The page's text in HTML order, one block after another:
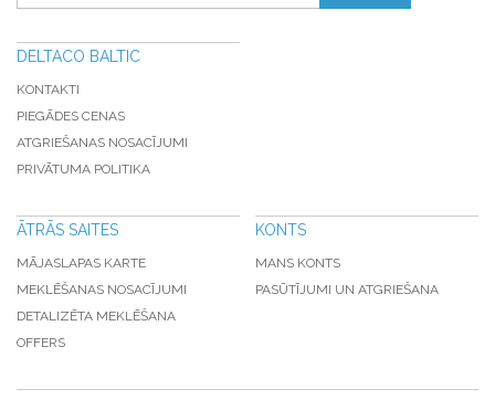
DELTACO BALTIC
KONTAKTI
PIEGĀDES CENAS
ATGRIEŠANAS NOSACĪJUMI
PRIVĀTUMA POLITIKA
ĀTRĀS SAITES
MĀJASLAPAS KARTE
MEKLĒŠANAS NOSACĪJUMI
DETALIZĒTA MEKLĒŠANA
OFFERS
KONTS
MANS KONTS
PASŪTĪJUMI UN ATGRIEŠANA